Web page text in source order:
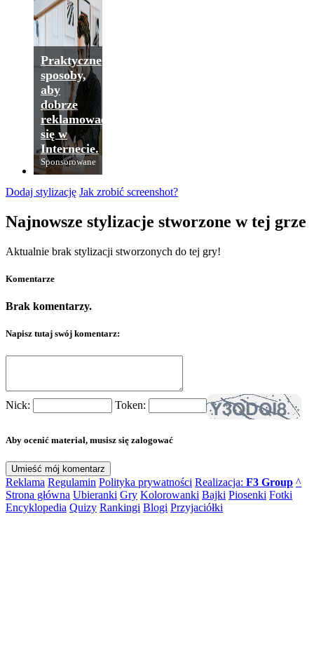
Praktyczne
sposoby,
aby
dobrze
reklamować
się w
Internecie.
Sponsorowane
Dodaj stylizację Jak zrobić screenshot?
Najnowsze stylizacje stworzone w tej grze
Aktualnie brak stylizacji stworzonych do tej gry!
Komentarze
Brak komentarzy.
Napisz tutaj swój komentarz:
Nick: Token:
Aby ocenić materiał, musisz się zalogować
Reklama Regulamin Polityka prywatności Realizacja: F3 Group ^
Strona główna Ubieranki Gry Kolorowanki Bajki Piosenki Fotki
Encyklopedia Quizy Rankingi Blogi Przyjaciółki